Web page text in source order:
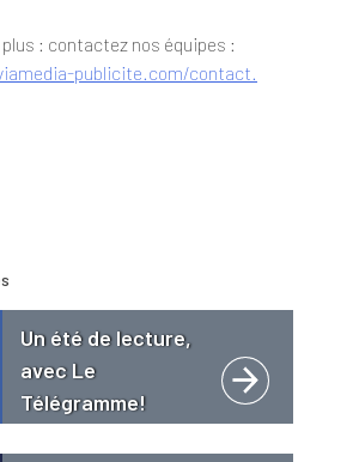
: contactez nos équipes :
publicite.com/contact.
Un été de lecture,
avec Le
Télégramme!